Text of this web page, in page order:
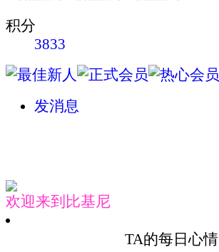
积分
3833
发消息
欢迎来到比基尼
TA的每日心情